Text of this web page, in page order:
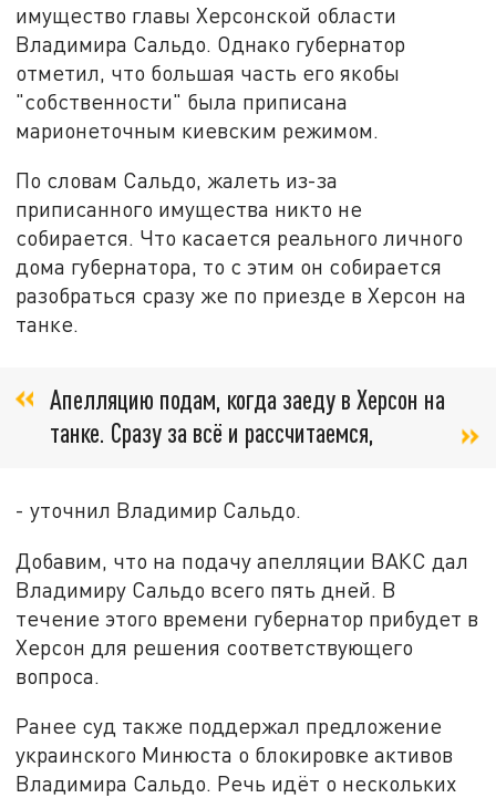
имущество главы Херсонской области
Владимира Сальдо. Однако губернатор
отметил, что большая часть его якобы
"собственности" была приписана
марионеточным киевским режимом.
По словам Сальдо, жалеть из-за
приписанного имущества никто не
собирается. Что касается реального личного
дома губернатора, то с этим он собирается
разобраться сразу же по приезде в Херсон на
танке.
Апелляцию подам, когда заеду в Херсон на
танке. Сразу за всё и рассчитаемся,
- уточнил Владимир Сальдо.
Добавим, что на подачу апелляции ВАКС дал
Владимиру Сальдо всего пять дней. В
течение этого времени губернатор прибудет в
Херсон для решения соответствующего
вопроса.
Ранее суд также поддержал предложение
украинского Минюста о блокировке активов
Владимира Сальдо. Речь идёт о нескольких